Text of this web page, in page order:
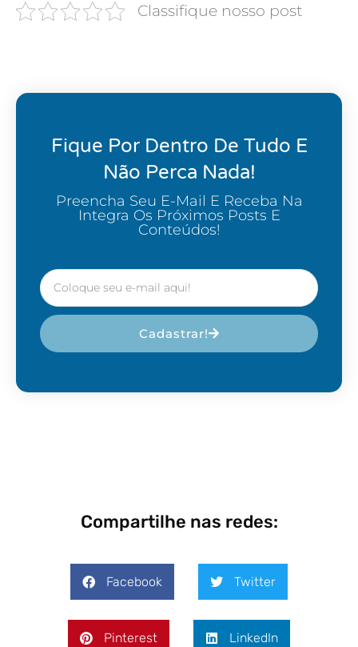
Classifique nosso post
Fique Por Dentro De Tudo E
Não Perca Nada!
Preencha Seu E-Mail E Receba Na
Integra Os Próximos Posts E
Conteúdos!
Cadastrar!
Compartilhe nas redes:
Facebook Twitter
Pinterest LinkedIn